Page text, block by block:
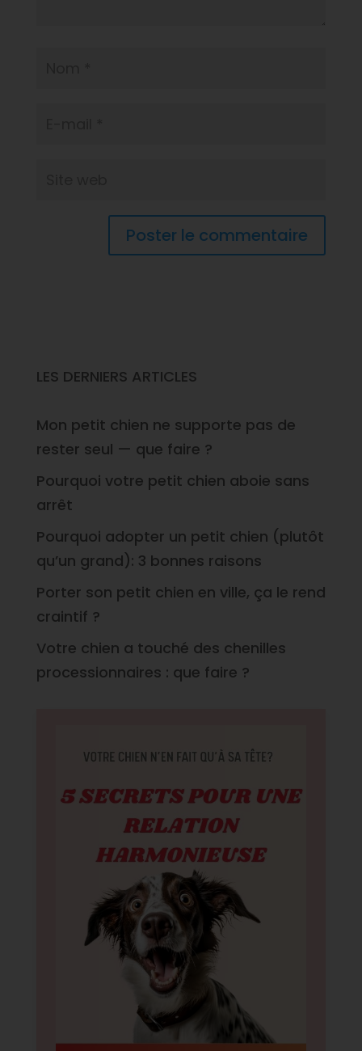
LES DERNIERS ARTICLES
Mon petit chien ne supporte pas de
rester seul — que faire ?
Pourquoi votre petit chien aboie sans
arrêt
Pourquoi adopter un petit chien (plutôt
qu’un grand): 3 bonnes raisons
Porter son petit chien en ville, ça le rend
craintif ?
Votre chien a touché des chenilles
processionnaires : que faire ?